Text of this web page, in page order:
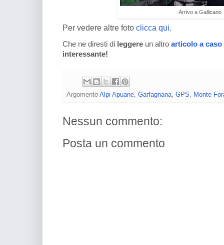
Arrivo a Gallicano
Per vedere altre foto clicca qui.
Che ne diresti di leggere un altro articolo a caso
interessante!
Argomento Alpi Apuane, Garfagnana, GPS, Monte
Nessun commento:
Posta un commento